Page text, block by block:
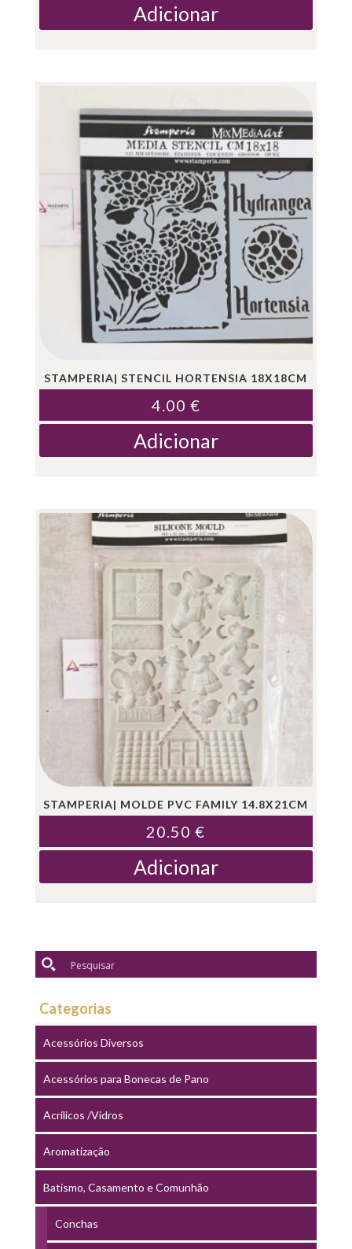
Adicionar
STAMPERIA| STENCIL HORTENSIA 18X18CM
4.00 €
Adicionar
STAMPERIA| MOLDE PVC FAMILY 14.8X21CM
20.50€
Adicionar
Categorias
Acessórios Diversos
Acessórios para Bonecas de Pano
Acrílicos /Vidros
Aromatização
Batismo, Casamento e Comunhão
Conchas